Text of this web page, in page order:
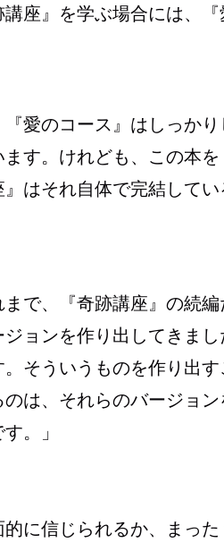
座』を学ぶ場合には、
愛のコース』はしっか
す。けれども、この本
はそれ自体で完結してい
まで、『奇跡講座』の続
ョンを作り出してきま
そういうものを作り出
は、それらのバージョ
。」
ネス・
的に信じられるか、まっ